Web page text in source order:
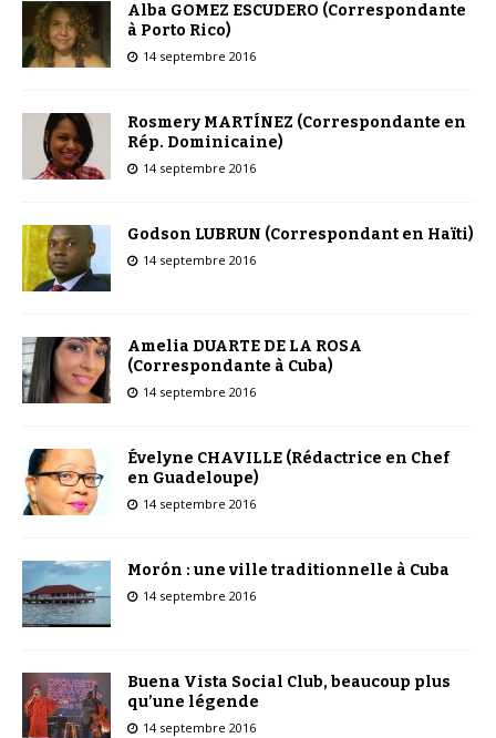
Alba GOMEZ ESCUDERO (Correspondante
à Porto Rico)
14 septembre 2016
Rosmery MARTÍNEZ (Correspondante en
Rép. Dominicaine)
14 septembre 2016
Godson LUBRUN (Correspondant en Haïti)
14 septembre 2016
Amelia DUARTE DE LA ROSA
(Correspondante à Cuba)
14 septembre 2016
Évelyne CHAVILLE (Rédactrice en Chef
en Guadeloupe)
14 septembre 2016
Morón : une ville traditionnelle à Cuba
14 septembre 2016
Buena Vista Social Club, beaucoup plus
qu’une légende
14 septembre 2016